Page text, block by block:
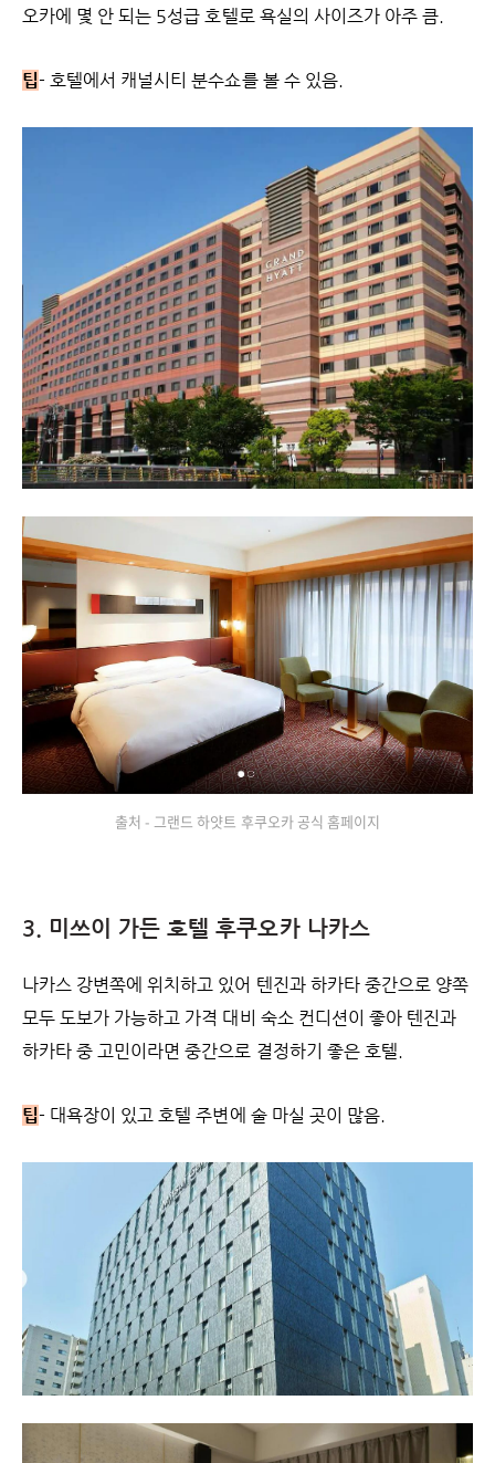
오카에 몇 안 되는 5성급 호텔로 욕실의 사이즈가 아주 큼.
팁- 호텔에서 캐널시티 분수쇼를 볼 수 있음.
출처 - 그랜드 하얏트 후쿠오카 공식 홈페이지
3. 미쓰이 가든 호텔 후쿠오카 나카스
나카스 강변쪽에 위치하고 있어 텐진과 하카타 중간으로 양쪽
모두 도보가 가능하고 가격 대비 숙소 컨디션이 좋아 텐진과
하카타 중 고민이라면 중간으로 결정하기 좋은 호텔.
팁- 대욕장이 있고 호텔 주변에 술 마실 곳이 많음.